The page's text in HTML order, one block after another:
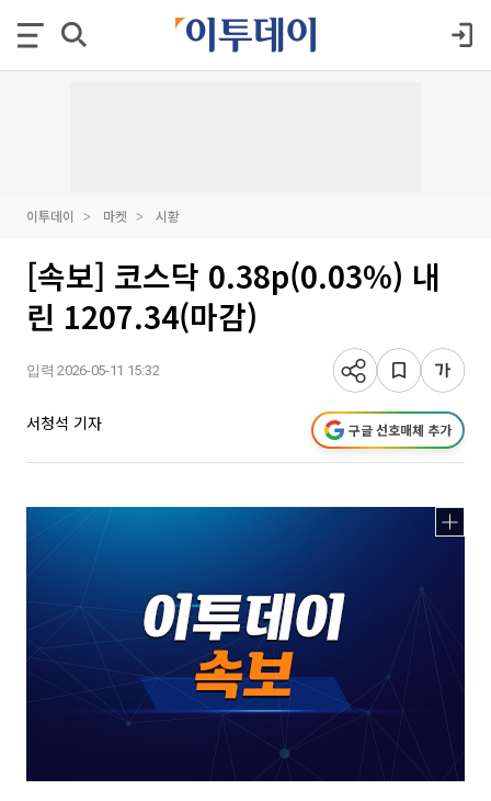
이투데이 마켓 시황
[속보] 코스닥 0.38p(0.03%) 내
린 1207.34(마감)
입력 2026-05-11 15:32
서청석 기자 구글 선호매체 추가